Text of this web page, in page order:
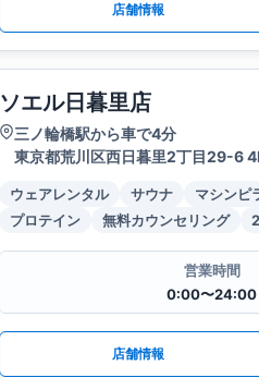
店舗情報
ソエル日暮里店
三ノ輪橋駅から車で4分
東京都荒川区西日暮里2丁目29-6
ウェアレンタル サウナ マシンピ
プロテイン
無料カウンセリング
営業時間
0:00〜24:00
店舗情報